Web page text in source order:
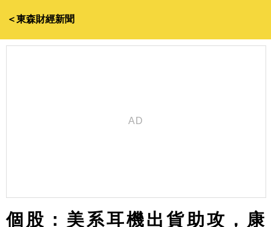
＜東森財經新聞
個股：美系耳機出貨助攻，康